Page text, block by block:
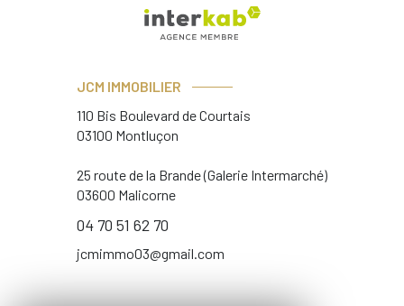
JCM IMMOBILIER
110 Bis Boulevard de Courtais
03100 Montluçon
25 route de la Brande (Galerie Intermarché)
03600 Malicorne
04 70 51 62 70
jcmimmo03@gmail.com